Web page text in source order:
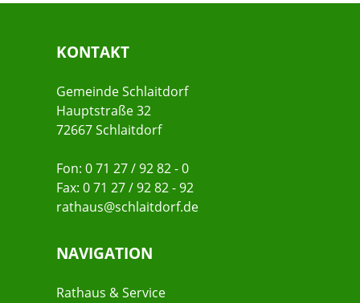
KONTAKT
Gemeinde Schlaitdorf
Hauptstraße 32
72667 Schlaitdorf
Fon: 0 71 27 / 92 82 - 0
Fax: 0 71 27 / 92 82 - 92
rathaus@schlaitdorf.de
NAVIGATION
Rathaus & Service